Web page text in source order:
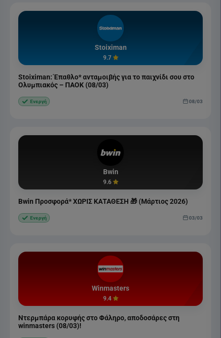
Stoiximan
9.7
Stoiximan: Έπαθλο* ανταμοιβής για το παιχνίδι σου στο
Ολυμπιακός – ΠΑΟΚ (08/03)
Ενεργή 08/03
Bwin
9.6
Bwin Προσφορά* ΧΩΡΙΣ ΚΑΤΑΘΕΣΗ 🎁 (Μάρτιος 2026)
Ενεργή 03/03
Winmasters
9.4
Ντερμπάρα κορυφής στο Φάληρο, αποδοσάρες στη
winmasters (08/03)!